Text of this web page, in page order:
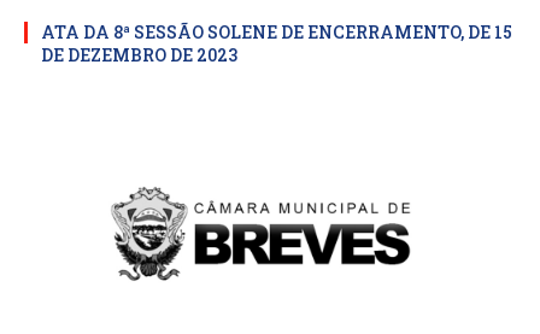
ATA DA 8ª SESSÃO SOLENE DE ENCERRAMENTO, DE 15
DE DEZEMBRO DE 2023